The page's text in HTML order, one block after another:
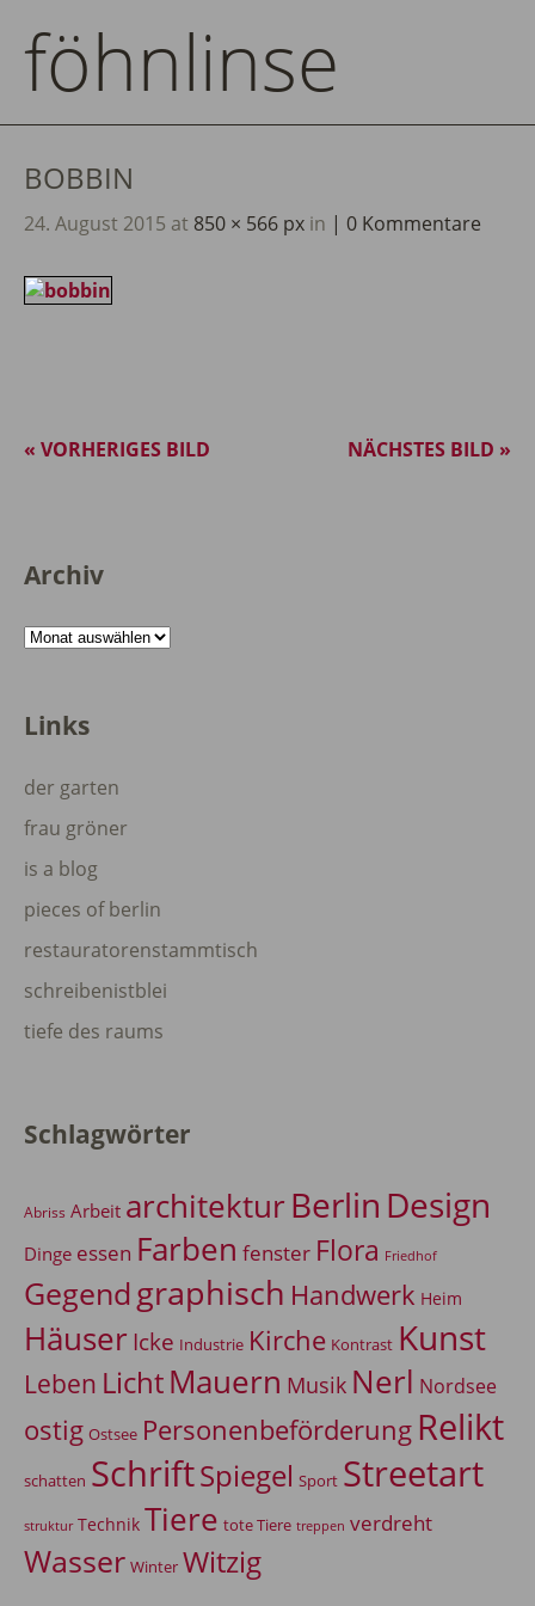
föhnlinse
BOBBIN
24. August 2015 at 850 × 566 px in 0 Kommentare
« VORHERIGES BILD NÄCHSTES BILD »
Archiv
Archiv
Links
der garten
frau gröner
is a blog
pieces of berlin
restauratorenstammtisch
schreibenistblei
tiefe des raums
Schlagwörter
Abriss Arbeit architekturBerlin Design
Dinge essen Farben fenster Flora Friedhof
Gegendgraphisch Handwerk Heim
Häuser Icke Industrie Kirche Kontrast Kunst
Leben LichtMauern Musik Nerl Nordsee
ostig Ostsee Personenbeförderung Relikt
schatten SchriftSpiegel Sport Streetart
struktur Technik Tiere tote Tiere treppen verdreht
Wasser Winter Witzig